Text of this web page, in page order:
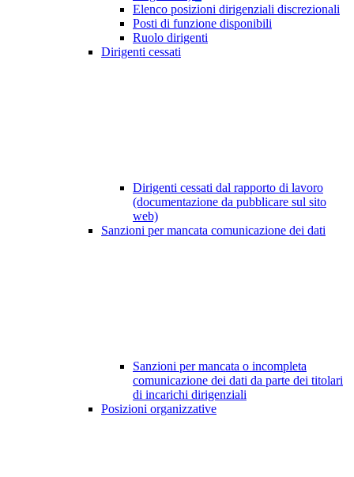
Elenco posizioni dirigenziali discrezionali
Posti di funzione disponibili
Ruolo dirigenti
Dirigenti cessati
Dirigenti cessati dal rapporto di lavoro
(documentazione da pubblicare sul sito
web)
Sanzioni per mancata comunicazione dei dati
Sanzioni per mancata o incompleta
comunicazione dei dati da parte dei titolari
di incarichi dirigenziali
Posizioni organizzative